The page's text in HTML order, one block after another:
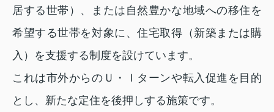
居する世帯）、または自然豊かな地域への移住を
希望する世帯を対象に、住宅取得（新築または購
入）を支援する制度を設けています。
これは市外からのＵ・Ｉターンや転入促進を目的
とし、新たな定住を後押しする施策です。